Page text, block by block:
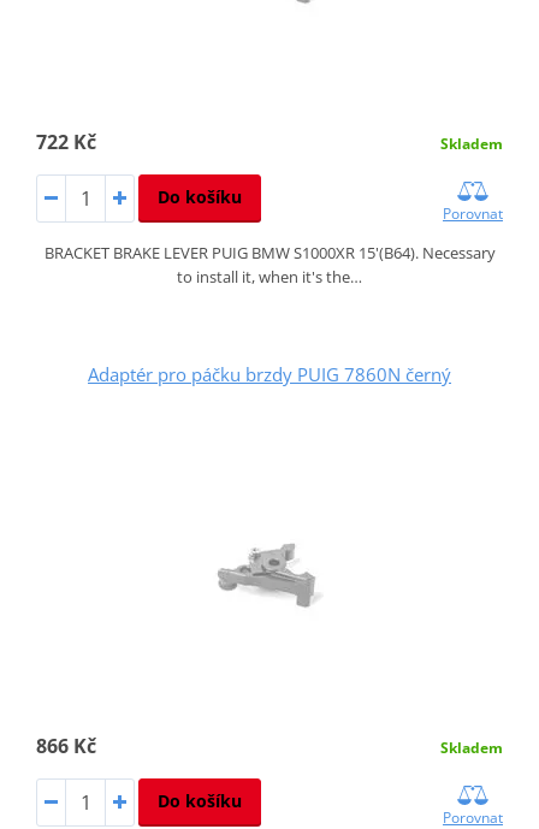
722 Kč Skladem
Do košíku
Porovnat
BRACKET BRAKE LEVER PUIG BMW S1000XR 15'(B64). Necessary
to install it, when it's the…
Adaptér pro páčku brzdy PUIG 7860N černý
866 Kč Skladem
Do košíku
Porovnat